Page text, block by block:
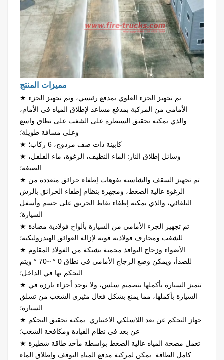
مميزات المنتج
★ تم تجهيز الجزء العلوي بمدفع رئيسي، وتم تجهيز الجزء
الأمامي من المركبة بمدفع مساعد لإطلاق المياه في الأمام،
والذي يمكنه تحقيق السيطرة على الشغب على نطاق واسع
وعلى مسافة طويلة؛
★ كابينة ذات صف مزدوج، 6 ركاب؛
★ وسائل إطلاق النار: الماء النظيف، الرغوة، ماء الفلفل،
الصبغة؛
★ تم تجهيز السقف والشاسيه بفوهات إطفاء حرائق متعددة من
الرغوة عالية الضغط، ومجهزة بنظام إطفاء الحرائق بالرش
التلقائي، والذي يمكنه إطفاء نقاط الحريق على جسم وأسفل
السيارة؛
★ تم تجهيز الجزء الأمامي من السيارة بألواح فولاذية مضادة
للشغب ومجارف فولاذية قوية لإزالة العوائق الهيدروليكية؛
★ الأضواء وزجاج النوافذ محمية بشبكة من الفولاذ المقاوم
للصدأ، ويمكن وضع الزجاج الأمامي في نطاق 0
°
~70
° ويتم
التحكم بها في الداخل؛
★ تتميز السيارة بأكملها بتصميم سلس، ولا توجد أجزاء بارزة في
السيارة بأكملها، مما يمنع بشكل فعال مثيري الشغب من تسلق
السيارة؛
★ جهاز التحكم عن بعد اللاسلكي الاختياري: يمكنه تحقيق التحكم
عن بعد في نظام القيادة ومكافحة الشغب؛
★ تعمل مضخة المياه عالية الضغط بواسطة مأخذ طاقة شطيرة
كامل الطاقة. يمكن لمركبة مدفع المياه التوقف وإطلاق الماء